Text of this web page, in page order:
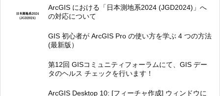
ArcGIS における「日本測地系2024 (JGD2024)」へ
の対応について
GIS 初心者が ArcGIS Pro の使い方を学ぶ 4 つの方法
(最新版）
第12回 GISコミュニティフォーラムにて、GIS デー
タのヘルス チェックを行います！
ArcGIS Desktop 10: [フィーチャ作成] ウィンドウに